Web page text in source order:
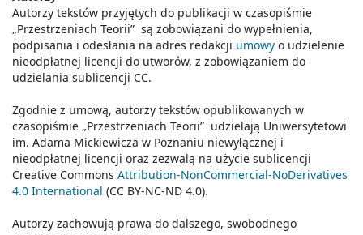
Autorzy tekstów przyjętych do publikacji w czasopiśmie
„Przestrzeniach Teorii” są zobowiązani do wypełnienia,
podpisania i odesłania na adres redakcji umowy o udzielenie
nieodpłatnej licencji do utworów, z zobowiązaniem do
udzielania sublicencji CC.
Zgodnie z umową, autorzy tekstów opublikowanych w
czasopiśmie „Przestrzeniach Teorii” udzielają Uniwersytetowi
im. Adama Mickiewicza w Poznaniu niewyłącznej i
nieodpłatnej licencji oraz zezwalą na użycie sublicencji
Creative Commons Attribution-NonCommercial-NoDerivatives
4.0 International (CC BY-NC-ND 4.0).
Autorzy zachowują prawa do dalszego, swobodnego